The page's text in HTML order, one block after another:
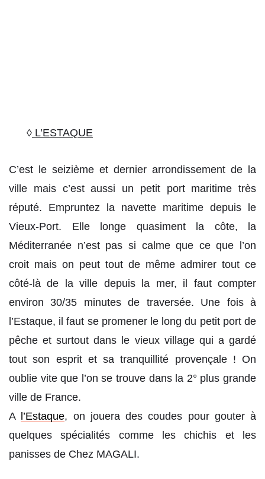
◊ L’ESTAQUE
C’est le seizième et dernier arrondissement de la
ville mais c’est aussi un petit port maritime très
réputé. Empruntez la navette maritime depuis le
Vieux-Port. Elle longe quasiment la côte, la
Méditerranée n’est pas si calme que ce que l’on
croit mais on peut tout de même admirer tout ce
côté-là de la ville depuis la mer, il faut compter
environ 30/35 minutes de traversée. Une fois à
l’Estaque, il faut se promener le long du petit port de
pêche et surtout dans le vieux village qui a gardé
tout son esprit et sa tranquillité provençale ! On
oublie vite que l’on se trouve dans la 2° plus grande
ville de France.
A l’Estaque, on jouera des coudes pour gouter à
quelques spécialités comme les chichis et les
panisses de Chez MAGALI.